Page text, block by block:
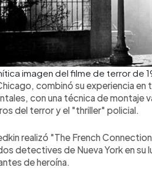
imagen del filme de terror de
combinó su experiencia
con una técnica de montaje
del terror y el "thriller" policial.
realizó "The French
detectives de Nueva York en su
de heroína.